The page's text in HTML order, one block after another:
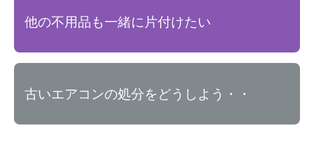
他の不用品も一緒に片付けたい
古いエアコンの処分をどうしよう・・